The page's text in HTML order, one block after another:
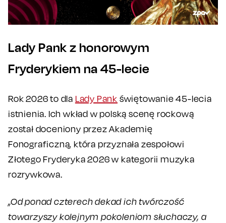
Lady Pank z honorowym
Fryderykiem na 45-lecie
Rok 2026 to dla Lady Pank świętowanie 45-lecia
istnienia. Ich wkład w polską scenę rockową
został doceniony przez Akademię
Fonograficzną, która przyznała zespołowi
Złotego Fryderyka 2026 w kategorii muzyka
rozrywkowa.
„Od ponad czterech dekad ich twórczość
towarzyszy kolejnym pokoleniom słuchaczy, a